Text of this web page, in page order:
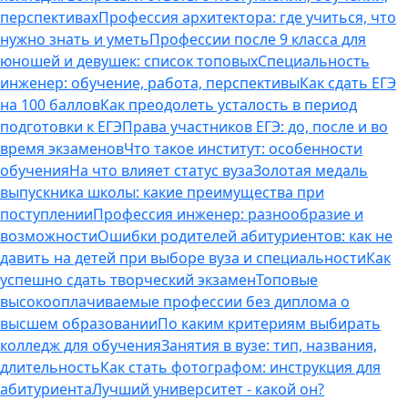
перспективахПрофессия архитектора: где учиться, что
нужно знать и уметьПрофессии после 9 класса для
юношей и девушек: список топовыхСпециальность
инженер: обучение, работа, перспективыКак сдать ЕГЭ
на 100 балловКак преодолеть усталость в период
подготовки к ЕГЭПрава участников ЕГЭ: до, после и во
время экзаменовЧто такое институт: особенности
обученияНа что влияет статус вузаЗолотая медаль
выпускника школы: какие преимущества при
поступленииПрофессия инженер: разнообразие и
возможностиОшибки родителей абитуриентов: как не
давить на детей при выборе вуза и специальностиКак
успешно сдать творческий экзаменТоповые
высокооплачиваемые профессии без диплома о
высшем образованииПо каким критериям выбирать
колледж для обученияЗанятия в вузе: тип, названия,
длительностьКак стать фотографом: инструкция для
абитуриентаЛучший университет - какой он?